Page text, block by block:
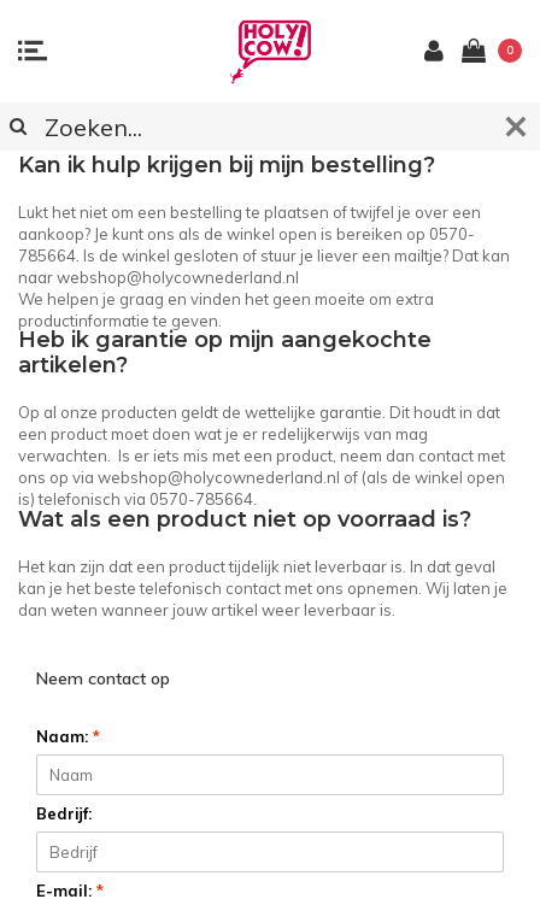
0
KLANTENSERVICE
Kan ik hulp krijgen bij mijn bestelling?
Lukt het niet om een bestelling te plaatsen of twijfel je over een
aankoop? Je kunt ons als de winkel open is bereiken op 0570-
785664. Is de winkel gesloten of stuur je liever een mailtje? Dat kan
naarwebshop@holycownederland.nl
We helpen je graag en vinden het geen moeite om extra
productinformatie te geven.
Heb ik garantie op mijn aangekochte
artikelen?
Op al onze producten geldt de wettelijke garantie. Dit houdt in dat
een product moet doen wat je er redelijkerwijs van mag
verwachten. Is er iets mis met een product, neem dan contact met
ons op via webshop@holycownederland.nl of (als de winkel open
is) telefonisch via 0570-785664.
Wat als een product niet op voorraad is?
Het kan zijn dat een product tijdelijk niet leverbaar is. In dat geval
kan je het beste telefonisch contact met ons opnemen. Wij laten je
dan weten wanneer jouw artikel weer leverbaar is.
Neem contact op
Naam: *
Bedrijf:
E-mail: *